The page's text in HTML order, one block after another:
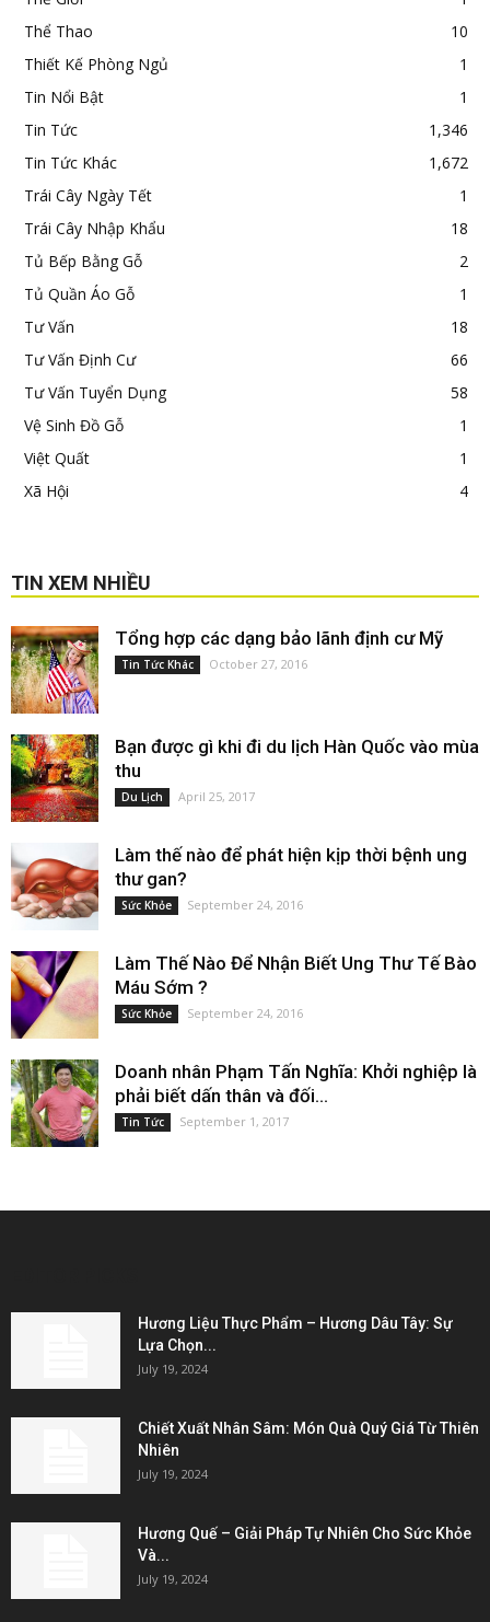
Thể Thao
10
Thiết Kế Phòng Ngủ
1
Tin Nổi Bật
1
Tin Tức
1,346
Tin Tức Khác
1,672
Trái Cây Ngày Tết
1
Trái Cây Nhập Khẩu
18
Tủ Bếp Bằng Gỗ
2
Tủ Quần Áo Gỗ
1
Tư Vấn
18
Tư Vấn Định Cư
66
Tư Vấn Tuyển Dụng
58
Vệ Sinh Đồ Gỗ
1
Việt Quất
1
Xã Hội
4
TIN XEM NHIỀU
Tổng hợp các dạng bảo lãnh định cư Mỹ
Tin Tức Khác October 27, 2016
Bạn được gì khi đi du lịch Hàn Quốc vào mùa
thu
Du Lịch April 25, 2017
Làm thế nào để phát hiện kịp thời bệnh ung
thư gan?
Sức Khỏe September 24, 2016
Làm Thế Nào Để Nhận Biết Ung Thư Tế Bào
Máu Sớm ?
Sức Khỏe September 24, 2016
Doanh nhân Phạm Tấn Nghĩa: Khởi nghiệp là
phải biết dấn thân và đối...
Tin Tức September 1, 2017
Hương Liệu Thực Phẩm – Hương Dâu Tây: Sự
Lựa Chọn...
July 19, 2024
Chiết Xuất Nhân Sâm: Món Quà Quý Giá Từ Thiên
Nhiên
July 19, 2024
Hương Quế – Giải Pháp Tự Nhiên Cho Sức Khỏe
Và...
July 19, 2024